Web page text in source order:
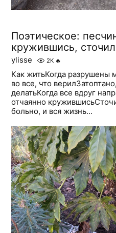
Поэтическое:
кружившись,
ylisse 2K 🔥
Как житьКогда разрушены
во все, что
делатьКогда все вдруг
отчаянно
больно, и вся жизнь...